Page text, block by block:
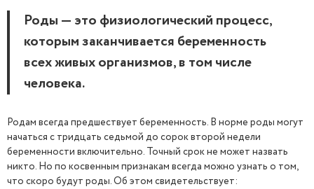
Роды — это физиологический процесс,
которым заканчивается беременность
всех живых организмов, в том числе
человека.
Родам всегда предшествует беременность. В норме роды могут
начаться с тридцать седьмой до сорок второй недели
беременности включительно. Точный срок не может назвать
никто. Но по косвенным признакам всегда можно узнать о том,
что скоро будут роды. Об этом свидетельствует: